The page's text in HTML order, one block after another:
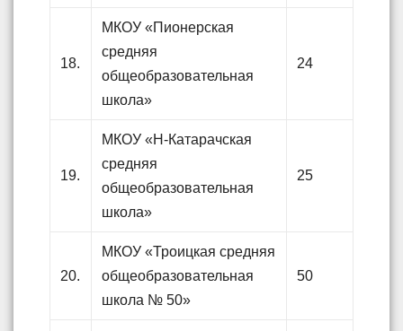
18.
МКОУ «Пионерская
средняя
общеобразовательная
школа»
24
19.
МКОУ «Н-Катарачская
средняя
общеобразовательная
школа»
25
20.
МКОУ «Троицкая средняя
общеобразовательная
школа № 50»
50